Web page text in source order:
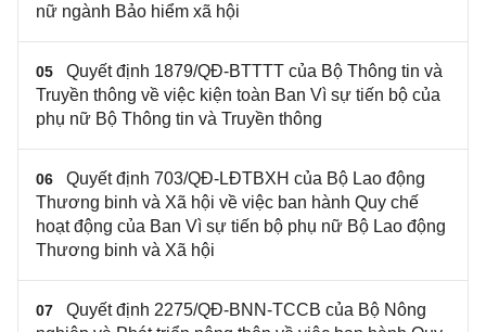
nữ ngành Bảo hiểm xã hội
05
Quyết định 1879/QĐ-BTTTT của Bộ Thông tin và
Truyền thông về việc kiện toàn Ban Vì sự tiến bộ của
phụ nữ Bộ Thông tin và Truyền thông
06
Quyết định 703/QĐ-LĐTBXH của Bộ Lao động
Thương binh và Xã hội về việc ban hành Quy chế
hoạt động của Ban Vì sự tiến bộ phụ nữ Bộ Lao động
Thương binh và Xã hội
07
Quyết định 2275/QĐ-BNN-TCCB của Bộ Nông